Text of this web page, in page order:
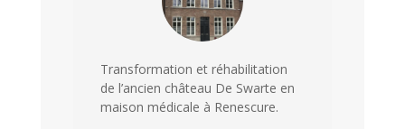
Transformation et réhabilitation
de l’ancien château De Swarte en
maison médicale à Renescure.